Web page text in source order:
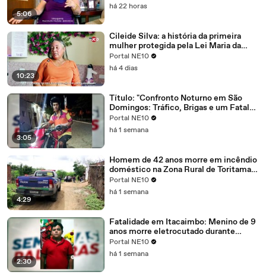
5:06
há 22 horas
10:23
Cileide Silva: a história da primeira
mulher protegida pela Lei Maria da
Penha no Brasil
Portal NE10
há 4 dias
3:05
Título: "Confronto Noturno em São
Domingos: Tráfico, Brigas e um Fatal
Encontro em Sítio Olho d'Água".
Portal NE10
há 1 semana
4:29
Homem de 42 anos morre em incêndio
doméstico na Zona Rural de Toritama:
Bebida, celular e negligência
implicados na fatalidade
Portal NE10
há 1 semana
2:30
Fatalidade em Itacaimbo: Menino de 9
anos morre eletrocutado durante
brincadeira na zona rural
Portal NE10
há 1 semana